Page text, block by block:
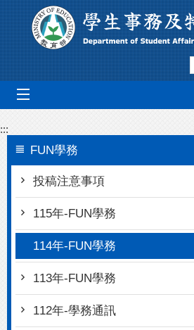
跳到主要內容區塊
:::
FUN學務
投稿注意事項
115年-FUN學務
114年-FUN學務
113年-FUN學務
112年-學務通訊